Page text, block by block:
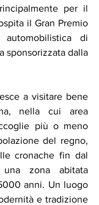
per il
il Gran Premio
di
sponsorizzata dalla
a visitare bene
nella cui area
più o meno
del regno,
cronache fin dal
zona abitata
anni. Un luogo
e tradizione